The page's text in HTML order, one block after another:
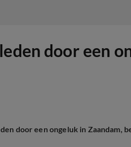
door een
door een ongeluk in